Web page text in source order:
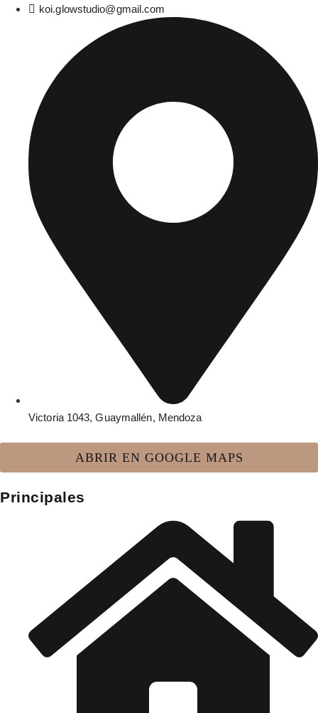
koi.glowstudio@gmail.com
Victoria 1043, Guaymallén, Mendoza
ABRIR EN GOOGLE MAPS
Principales